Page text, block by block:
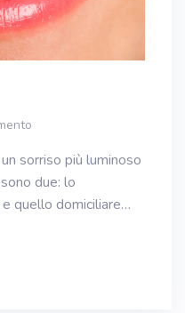
sorriso più luminoso
due: lo
quello domiciliare…